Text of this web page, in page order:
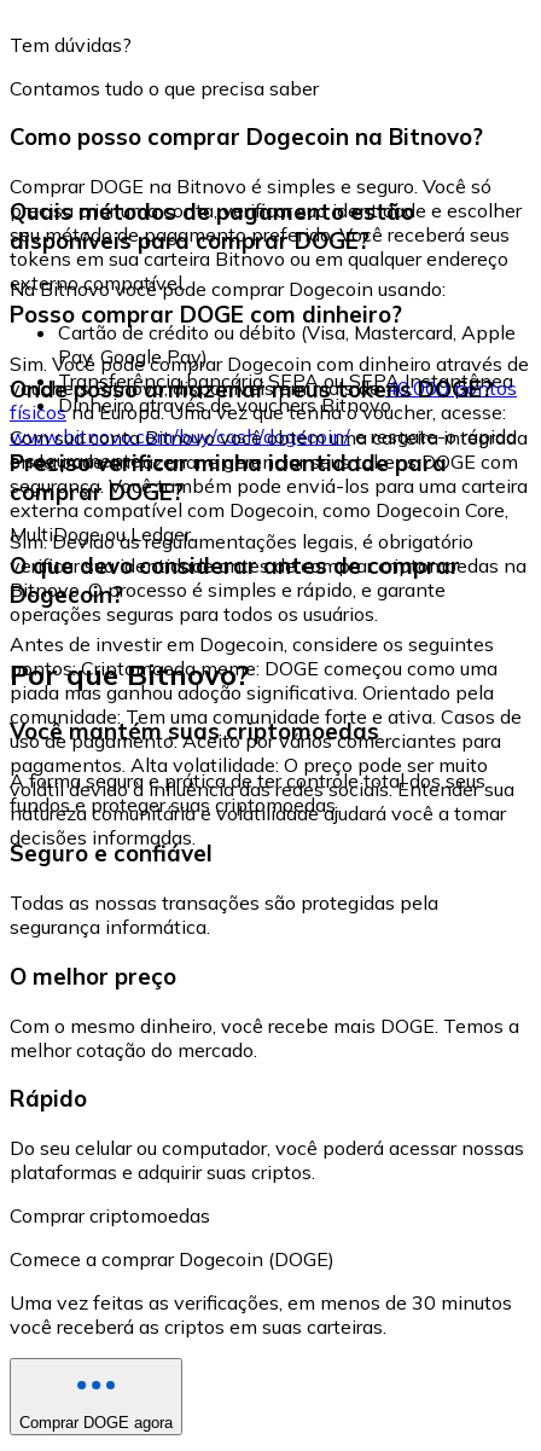
Tem dúvidas?
Contamos tudo o que precisa saber
Como posso comprar Dogecoin na Bitnovo?
Comprar DOGE na Bitnovo é simples e seguro. Você só
precisa criar uma conta, verificar sua identidade e escolher
seu método de pagamento preferido. Você receberá seus
tokens em sua carteira Bitnovo ou em qualquer endereço
externo compatível.
Quais métodos de pagamento estão
disponíveis para comprar DOGE?
Na Bitnovo você pode comprar Dogecoin usando:
Cartão de crédito ou débito (Visa, Mastercard, Apple
Pay, Google Pay)
Transferência bancária SEPA ou SEPA Instantânea
Dinheiro através de vouchers Bitnovo
Posso comprar DOGE com dinheiro?
Sim. Você pode comprar Dogecoin com dinheiro através de
vouchers Bitnovo, disponíveis em mais de40.000 pontos
físicosna Europa. Uma vez que tenha o voucher, acesse:
www.bitnovo.com/buy/cash/dogecoin/e resgate-o rápida
e seguramente.
Onde posso armazenar meus tokens DOGE?
Com sua conta Bitnovo você obtém uma carteira integrada
onde pode armazenar e gerenciar seus tokens DOGE com
segurança. Você também pode enviá-los para uma carteira
externa compatível com Dogecoin, como Dogecoin Core,
MultiDoge ou Ledger.
Preciso verificar minha identidade para
comprar DOGE?
Sim. Devido às regulamentações legais, é obrigatório
verificar sua identidade antes de comprar criptomoedas na
Bitnovo. O processo é simples e rápido, e garante
operações seguras para todos os usuários.
O que devo considerar antes de comprar
Dogecoin?
Antes de investir em Dogecoin, considere os seguintes
pontos: Criptomoeda meme: DOGE começou como uma
piada mas ganhou adoção significativa. Orientado pela
comunidade: Tem uma comunidade forte e ativa. Casos de
uso de pagamento: Aceito por vários comerciantes para
pagamentos. Alta volatilidade: O preço pode ser muito
volátil devido à influência das redes sociais. Entender sua
natureza comunitária e volatilidade ajudará você a tomar
decisões informadas.
Por que Bitnovo?
Você mantém suas criptomoedas
A forma segura e prática de ter controle total dos seus
fundos e proteger suas criptomoedas.
Seguro e confiável
Todas as nossas transações são protegidas pela
segurança informática.
O melhor preço
Com o mesmo dinheiro, você recebe mais DOGE. Temos a
melhor cotação do mercado.
Rápido
Do seu celular ou computador, você poderá acessar nossas
plataformas e adquirir suas criptos.
Comprar criptomoedas
Comece a comprar Dogecoin (DOGE)
Uma vez feitas as verificações, em menos de 30 minutos
você receberá as criptos em suas carteiras.
Comprar DOGE agora